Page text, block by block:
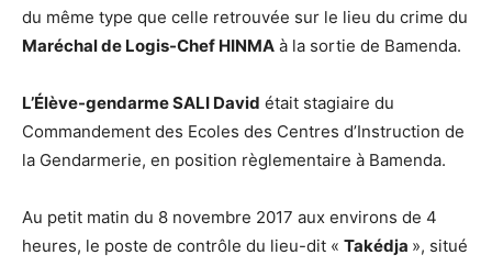
du même type que celle retrouvée sur le lieu du crime du
Maréchal de Logis-Chef HINMA à la sortie de Bamenda.
L’Élève-gendarme SALI David était stagiaire du
Commandement des Ecoles des Centres d’Instruction de
la Gendarmerie, en position règlementaire à Bamenda.
Au petit matin du 8 novembre 2017 aux environs de 4
heures, le poste de contrôle du lieu-dit « Takédja », situé